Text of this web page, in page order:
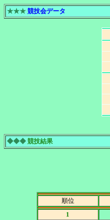
★★★ 競技会データ
◆◆◆ 競技結果
順位
1